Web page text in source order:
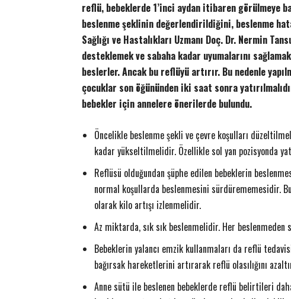
reflü, bebeklerde 1’inci aydan itibaren görülmeye
beslenme şeklinin değerlendirildiğini, beslenme
Sağlığı ve Hastalıkları Uzmanı Doç. Dr. Nermin
desteklemek ve sabaha kadar uyumalarını
beslerler. Ancak bu reflüyü artırır. Bu nedenle
çocuklar son öğününden iki saat sonra
bebekler için annelere önerilerde bulundu.
Öncelikle beslenme şekli ve çevre koşulları
kadar yükseltilmelidir. Özellikle sol yan pozisyonda
Reflüsü olduğundan şüphe edilen bebeklerin
normal koşullarda beslenmesini sürdürememesidir.
olarak kilo artışı izlenmelidir.
Az miktarda, sık sık beslenmelidir. Her beslenmeden
Bebeklerin yalancı emzik kullanmaları da reflü
bağırsak hareketlerini artırarak reflü olasılığını
Anne sütü ile beslenen bebeklerde reflü belirtileri
Akzirve Challenge Son Ayağı 17
Yener YÜKSEK - 12 Aralık 2017 0